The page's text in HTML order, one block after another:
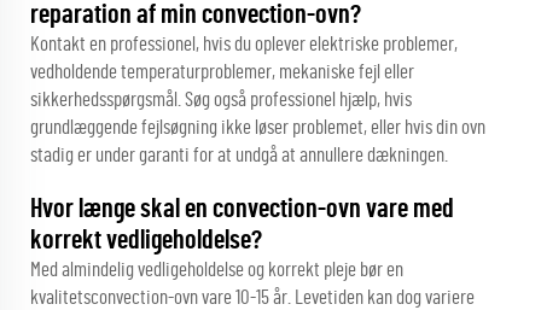
reparation af min convection-ovn?
Kontakt en professionel, hvis du oplever elektriske problemer,
vedholdende temperaturproblemer, mekaniske fejl eller
sikkerhedsspørgsmål. Søg også professionel hjælp, hvis
grundlæggende fejlsøgning ikke løser problemet, eller hvis din ovn
stadig er under garanti for at undgå at annullere dækningen.
Hvor længe skal en convection-ovn vare med
korrekt vedligeholdelse?
Med almindelig vedligeholdelse og korrekt pleje bør en
kvalitetsconvection-ovn vare 10-15 år. Levetiden kan dog variere